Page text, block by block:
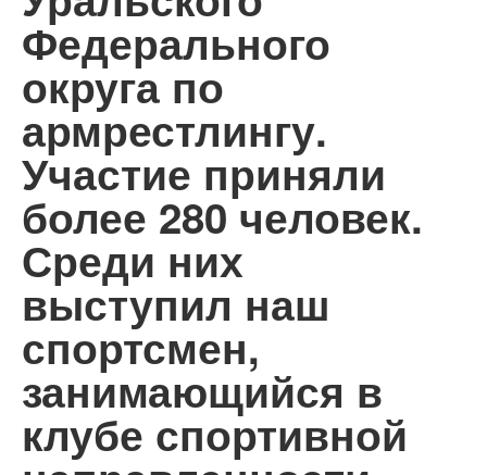
Федерального
округа по
армрестлингу.
Участие приняли
более 280 человек.
Среди них
выступил наш
спортсмен,
занимающийся в
клубе спортивной